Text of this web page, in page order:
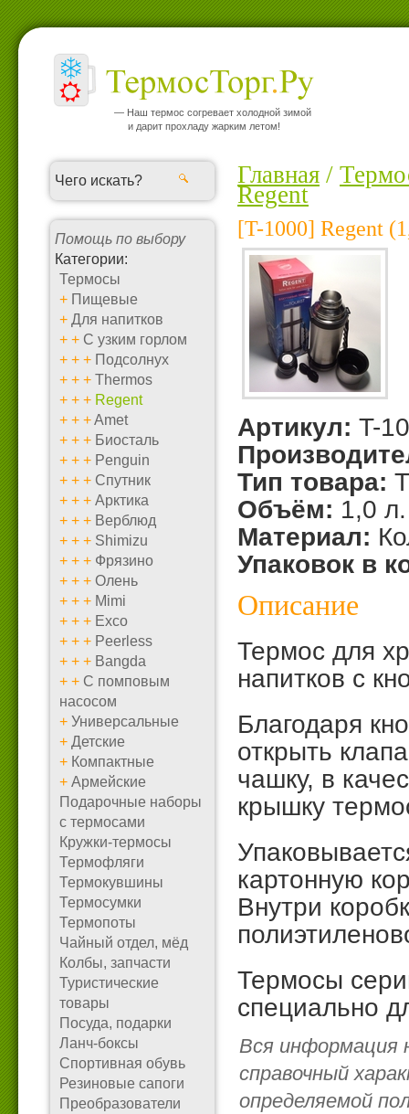
— Наш термос согревает холодной зимой
и дарит прохладу жарким летом!
Помощь по выбору
Категории:
Термосы
+ Пищевые
+ Для напитков
+ + С узким горлом
+ + + Подсолнух
+ + + Thermos
+ + + Regent
+ + +Amet
+ + + Биосталь
+ + + Penguin
+ + + Спутник
+ + + Арктика
+ + + Верблюд
+ + + Shimizu
+ + + Фрязино
+ + + Олень
+ + + Mimi
+ + + Exco
+ + + Peerless
+ + + Bangda
+ + С помповым
насосом
+ Универсальные
+ Детские
+ Компактные
+ Армейские
Подарочные наборы
с термосами
Кружки-термосы
Термофляги
Термокувшины
Термосумки
Термопоты
Чайный отдел, мёд
Колбы, запчасти
Туристические
товары
Посуда, подарки
Ланч-боксы
Спортивная обувь
Резиновые сапоги
Преобразователи
Главная /
Regent
[T-1000] Regent
Артикул: T-
Тип товара:
Объём: 1,0 л.
Материал:
Упаковок в
Описание
Термос для
напитков с
Благодаря
открыть
чашку, в
крышку
картонную
Внутри
Термосы
специально
Вся информация
справочный
определяемой